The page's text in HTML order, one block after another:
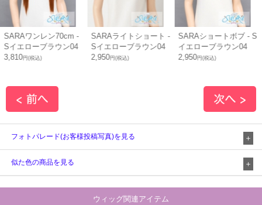
ワンレン70cm -
エローブラウン04
円(税込)
SARAライトショート -
Sイエローブラウン04
2,950円(税込)
SARAショートボブ - S
イエローブラウン04
2,950円(税込)
フォトパレード(お客様投稿写真)を見る
似た色の商品を見る
ウィッグ関連アイテム